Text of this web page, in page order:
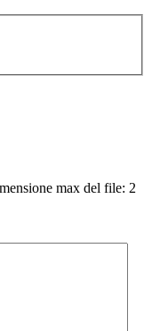
max del file: 2